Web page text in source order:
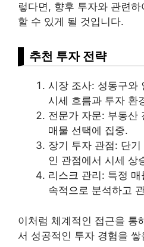
렇다면, 향후 투자와 관련
할 수 있게 될 것입니다.
추천 투자 전략
시장 조사: 성동구와
시세 흐름과 투자 환
전문가 자문: 부동산
매물 선택에 집중.
장기 투자 관점: 단
인 관점에서 시세 상
리스크 관리: 특정 매
속적으로 분석하고
이처럼 체계적인 접근을 통
서 성공적인 투자 경험을